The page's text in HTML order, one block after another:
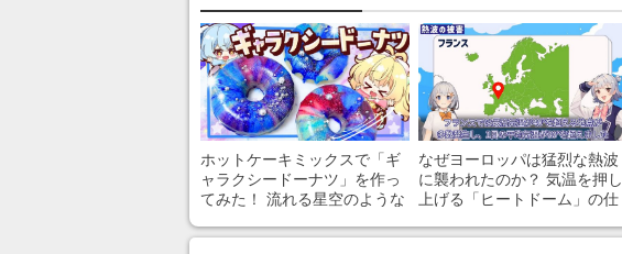
ホットケーキミックスで「ギ
ャラクシードーナツ」を作っ
てみた！ 流れる星空のような
なぜヨーロッパは猛烈な熱波
に襲われたのか？ 気温を押し
上げる「ヒートドーム」の仕